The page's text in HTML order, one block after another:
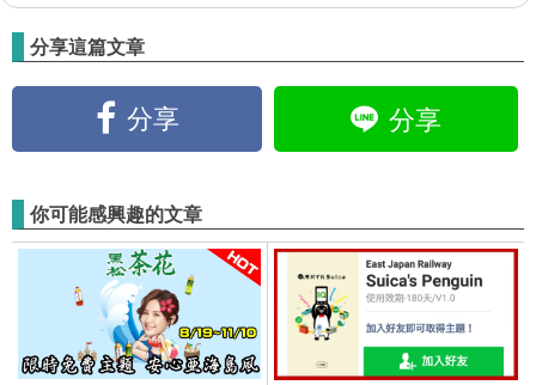
分享這篇文章
分享 分享
你可能感興趣的文章